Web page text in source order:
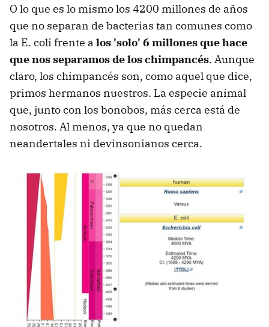
O lo que es lo mismo los 4200 millones de años
que no separan de bacterias tan comunes como
la E. coli frente a los 'solo' 6 millones que hace
que nos separamos de los chimpancés. Aunque
claro, los chimpancés son, como aquel que dice,
primos hermanos nuestros. La especie animal
que, junto con los bonobos, más cerca está de
nosotros. Al menos, ya que no quedan
neandertales ni devinsonianos cerca.